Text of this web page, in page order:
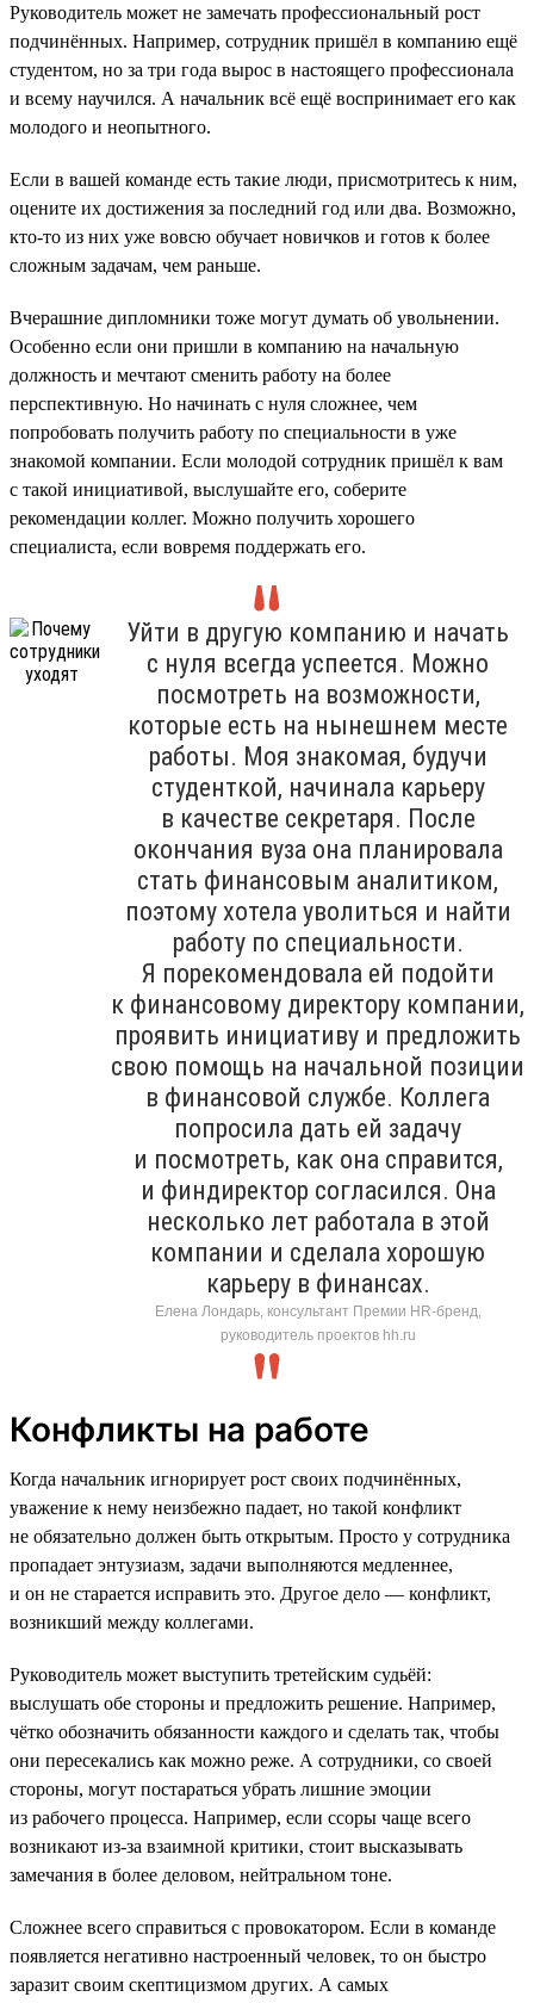
Руководитель может не замечать профессиональный рост
подчинённых. Например, сотрудник пришёл в компанию ещё
студентом, но за три года вырос в настоящего профессионала
и всему научился. А начальник всё ещё воспринимает его как
молодого и неопытного.
Если в вашей команде есть такие люди, присмотритесь к ним,
оцените их достижения за последний год или два. Возможно,
кто-то из них уже вовсю обучает новичков и готов к более
сложным задачам, чем раньше.
Вчерашние дипломники тоже могут думать об увольнении.
Особенно если они пришли в компанию на начальную
должность и мечтают сменить работу на более
перспективную. Но начинать с нуля сложнее, чем
попробовать получить работу по специальности в уже
знакомой компании. Если молодой сотрудник пришёл к вам
с такой инициативой, выслушайте его, соберите
рекомендации коллег. Можно получить хорошего
специалиста, если вовремя поддержать его.
Уйти в другую компанию и начать
с нуля всегда успеется. Можно
посмотреть на возможности,
которые есть на нынешнем месте
работы. Моя знакомая, будучи
студенткой, начинала карьеру
в качестве секретаря. После
окончания вуза она планировала
стать финансовым аналитиком,
поэтому хотела уволиться и найти
работу по специальности.
Я порекомендовала ей подойти
к финансовому директору компании,
проявить инициативу и предложить
свою помощь на начальной позиции
в финансовой службе. Коллега
попросила дать ей задачу
и посмотреть, как она справится,
и финдиректор согласился. Она
несколько лет работала в этой
компании и сделала хорошую
карьеру в финансах.
Елена Лондарь, консультант Премии HR-бренд,
руководитель проектов hh.ru
Конфликты на работе
Когда начальник игнорирует рост своих подчинённых,
уважение к нему неизбежно падает, но такой конфликт
не обязательно должен быть открытым. Просто у сотрудника
пропадает энтузиазм, задачи выполняются медленнее,
и он не старается исправить это. Другое дело — конфликт,
возникший между коллегами.
Руководитель может выступить третейским судьёй:
выслушать обе стороны и предложить решение. Например,
чётко обозначить обязанности каждого и сделать так, чтобы
они пересекались как можно реже. А сотрудники, со своей
стороны, могут постараться убрать лишние эмоции
из рабочего процесса. Например, если ссоры чаще всего
возникают из-за взаимной критики, стоит высказывать
замечания в более деловом, нейтральном тоне.
Сложнее всего справиться с провокатором. Если в команде
появляется негативно настроенный человек, то он быстро
заразит своим скептицизмом других. А самых